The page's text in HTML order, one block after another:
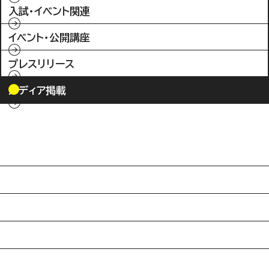
入試・イベント関連
イベント・公開講座
プレスリリース
メディア掲載